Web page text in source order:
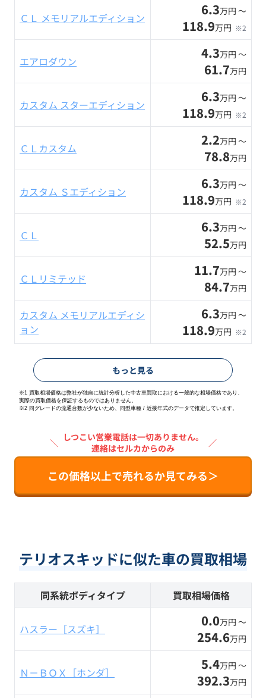
ＣＬ メモリアルエディション 6.3万円 〜
118.9万円 ※2
エアロダウン 4.3万円 〜
61.7万円
カスタム スターエディション 6.3万円 〜
118.9万円 ※2
ＣＬカスタム 2.2万円 〜
78.8万円
カスタム Ｓエディション 6.3万円 〜
118.9万円 ※2
ＣＬ 6.3万円 〜
52.5万円
ＣＬリミテッド 11.7万円 〜
84.7万円
カスタム メモリアルエディシ
ョン
6.3万円 〜
118.9万円 ※2
もっと見る
※1 買取相場価格は弊社が独自に統計分析した中古車買取における一般的な相場価格であり、
実際の買取価格を保証するものではありません。
※2 同グレードの流通台数が少ないため、同型車種 / 近接年式のデータで推定しています。
＼ しつこい営業電話は一切ありません。
連絡はセルカからのみ
／
この価格以上で売れるか見てみる＞
テリオスキッドに似た車の買取相場
同系統ボディタイプ 買取相場価格
ハスラー［スズキ］ 0.0万円 〜
254.6万円
Ｎ－ＢＯＸ［ホンダ］ 5.4万円 〜
392.3万円